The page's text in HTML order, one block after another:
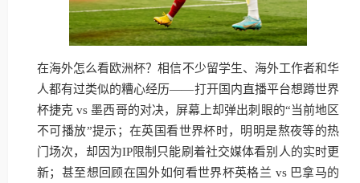
在海外怎么看欧洲杯？相信不少留学生、海外工作者和华
人都有过类似的糟心经历——打开国内直播平台想蹲世界
杯捷克 vs 墨西哥的对决，屏幕上却弹出刺眼的“当前地区
不可播放”提示；在英国看世界杯时，明明是熬夜等的热
门场次，却因为IP限制只能刷着社交媒体看别人的实时更
新；甚至想回顾在国外如何看世界杯英格兰 vs 巴拿马的